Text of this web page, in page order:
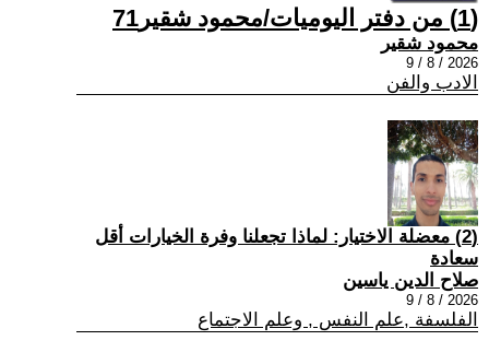
(1) من دفتر اليوميات/محمود شقير71
محمود شقير
2026 / 8 / 9
الادب والفن
(2) معضلة الاختيار: لماذا تجعلنا وفرة الخيارات أقل
سعادة
صلاح الدين ياسين
2026 / 8 / 9
الفلسفة ,علم النفس , وعلم الاجتماع